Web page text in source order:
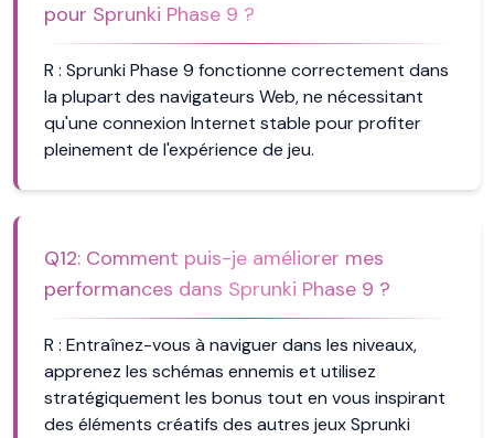
pour Sprunki Phase 9 ?
R : Sprunki Phase 9 fonctionne correctement dans
la plupart des navigateurs Web, ne nécessitant
qu'une connexion Internet stable pour profiter
pleinement de l'expérience de jeu.
Q12: Comment puis-je améliorer mes
performances dans Sprunki Phase 9 ?
R : Entraînez-vous à naviguer dans les niveaux,
apprenez les schémas ennemis et utilisez
stratégiquement les bonus tout en vous inspirant
des éléments créatifs des autres jeux Sprunki